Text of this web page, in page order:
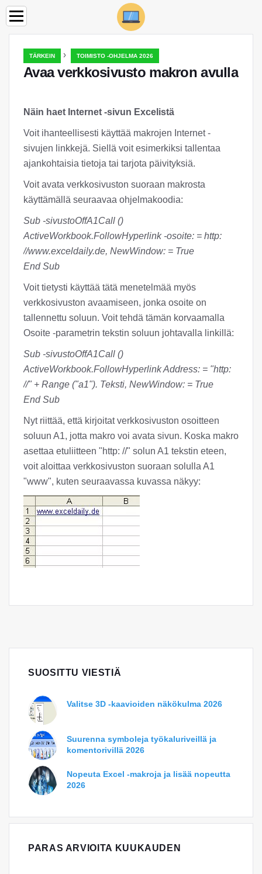
TÄRKEIN › TOIMISTO -OHJELMA 2026
Avaa verkkosivusto makron avulla
Näin haet Internet -sivun Excelistä
Voit ihanteellisesti käyttää makrojen Internet -
sivujen linkkejä. Siellä voit esimerkiksi tallentaa
ajankohtaisia tietoja tai tarjota päivityksiä.
Voit avata verkkosivuston suoraan makrosta
käyttämällä seuraavaa ohjelmakoodia:
Sub -sivustoOffA1Call ()
ActiveWorkbook.FollowHyperlink -osoite: = http:
//www.exceldaily.de, NewWindow: = True
End Sub
Voit tietysti käyttää tätä menetelmää myös
verkkosivuston avaamiseen, jonka osoite on
tallennettu soluun. Voit tehdä tämän korvaamalla
Osoite -parametrin tekstin soluun johtavalla linkillä:
Sub -sivustoOffA1Call ()
ActiveWorkbook.FollowHyperlink Address: = "http:
//" + Range ("a1"). Teksti, NewWindow: = True
End Sub
Nyt riittää, että kirjoitat verkkosivuston osoitteen
soluun A1, jotta makro voi avata sivun. Koska makro
asettaa etuliitteen "http: //" solun A1 tekstin eteen,
voit aloittaa verkkosivuston suoraan solulla A1
"www", kuten seuraavassa kuvassa näkyy:
SUOSITTU VIESTIÄ
Valitse 3D -kaavioiden näkökulma 2026
Suurenna symboleja työkaluriveillä ja
komentorivillä 2026
Nopeuta Excel -makroja ja lisää nopeutta
2026
PARAS ARVIOITA KUUKAUDEN